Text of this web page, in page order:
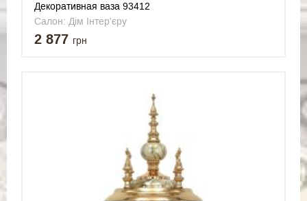
Декоративная ваза 93412
Салон: Дім Інтер'єру
2 877 грн